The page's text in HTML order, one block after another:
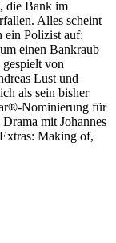
die Bank im
Alles scheint
ein Polizist auf:
einen Bankraub
gespielt von
Lust und
als sein bisher
Nominierung für
mit Johannes
Making of,